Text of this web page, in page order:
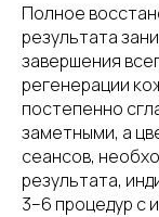
Полное
результата
завершения
регенерации
постепенно
заметными, а
сеансов,
результата,
3–6 процедур с